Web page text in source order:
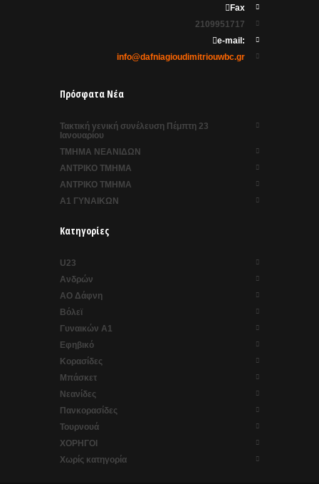
Fax
2109951717
e-mail:
info@dafniagioudimitriouwbc.gr
Πρόσφατα Νέα
Τακτική γενική συνέλευση Πέμπτη 23
Ιανουαρίου
ΤΜΗΜΑ ΝΕΑΝΙΔΩΝ
ΑΝΤΡΙΚΟ ΤΜΗΜΑ
ΑΝΤΡΙΚΟ ΤΜΗΜΑ
Α1 ΓΥΝΑΙΚΩΝ
Κατηγορίες
U23
Ανδρών
ΑΟ Δάφνη
Βόλεϊ
Γυναικών Α1
Εφηβικό
Κορασίδες
Μπάσκετ
Νεανίδες
Πανκορασίδες
Τουρνουά
ΧΟΡΗΓΟΙ
Χωρίς κατηγορία